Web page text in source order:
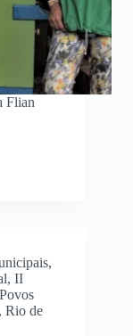
Flian
,
, II
Povos
, Rio de